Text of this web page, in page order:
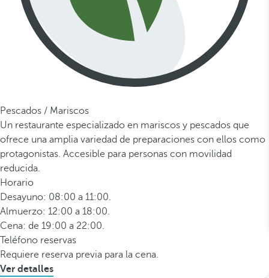
Pescados / Mariscos
Un restaurante especializado en mariscos y pescados que
ofrece una amplia variedad de preparaciones con ellos como
protagonistas. Accesible para personas con movilidad
reducida.
Horario
Desayuno: 08:00 a 11:00.
Almuerzo: 12:00 a 18:00.
Cena: de 19:00 a 22:00.
Teléfono reservas
Requiere reserva previa para la cena.
Ver detalles